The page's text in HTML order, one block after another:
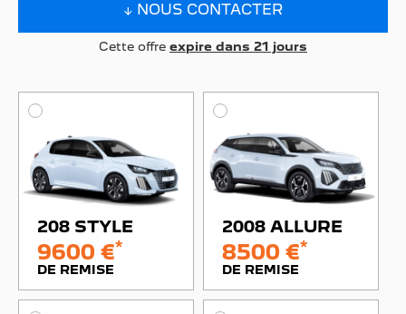
↓ NOUS CONTACTER
Cette offre expire dans 21 jours
208 STYLE
9600 €*
DE REMISE
2008 ALLURE
8500 €*
DE REMISE